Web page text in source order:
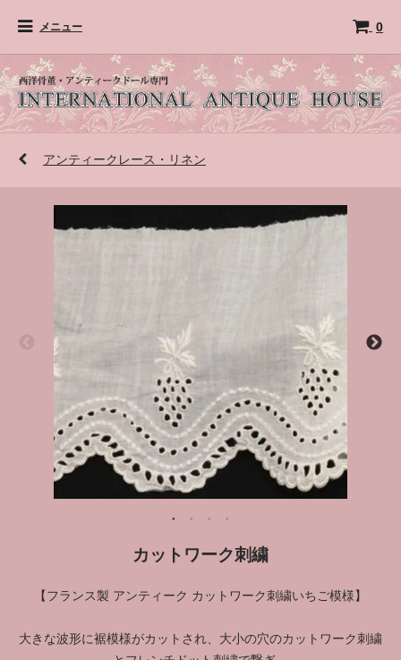
メニュー 0
アンティークレース・リネン
カットワーク刺繍
【フランス製 アンティーク カットワーク刺繍いちご模様】
大きな波形に裾模様がカットされ、大小の穴のカットワーク刺繍